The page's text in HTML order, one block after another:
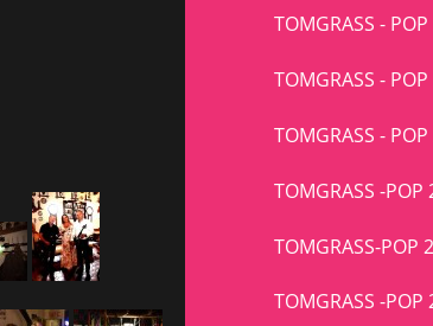
TOMGRASS -
TOMGRASS -
TOMGRASS -
TOMGRASS -POP
TOMGRASS-POP
TOMGRASS -POP